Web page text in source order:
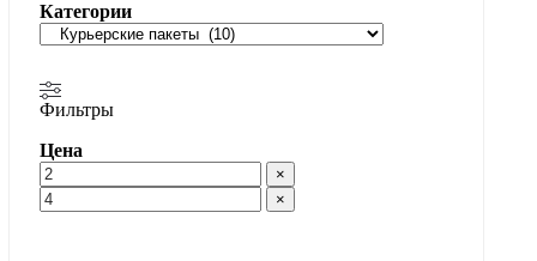
Категории
Фильтры
Цена
×
×